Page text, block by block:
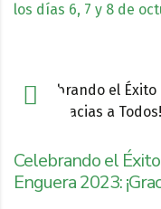
los días 6, 7 y 8 de
Celebrando el
Enguera 2023: